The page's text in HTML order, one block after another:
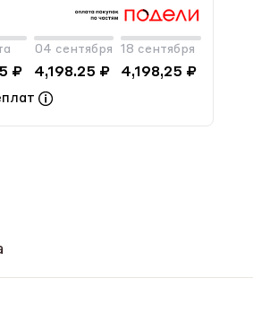
₽
04 сентября
4,198.25 ₽
18 сентября
4,198,25 ₽